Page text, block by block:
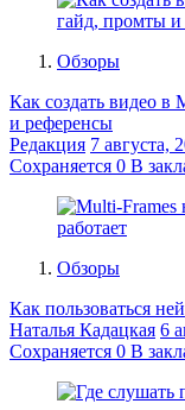
Обзоры
Как создать видео
и референсы
Редакция 7 августа,
Сохраняется 0 В
Обзоры
Как пользоваться
Наталья Кадацкая 6
Сохраняется 0 В